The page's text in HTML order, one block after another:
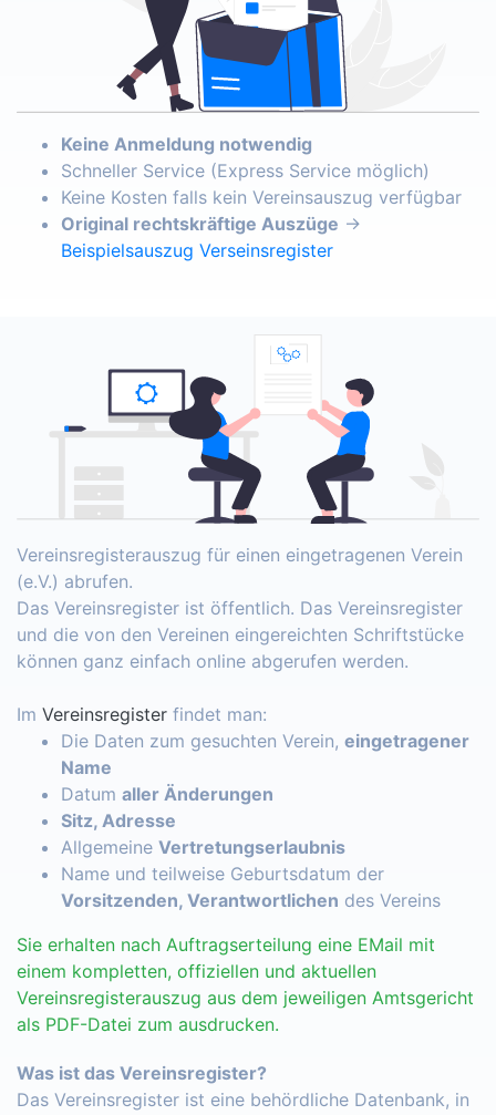
Keine Anmeldung notwendig
Schneller Service (Express Service möglich)
Keine Kosten falls kein Vereinsauszug verfügbar
Original rechtskräftige Auszüge →
Beispielsauszug Verseinsregister
Vereinsregisterauszug für einen eingetragenen Verein
(e.V.) abrufen.
Das Vereinsregister ist öffentlich. Das Vereinsregister
und die von den Vereinen eingereichten Schriftstücke
können ganz einfach online abgerufen werden.
Im Vereinsregister findet man:
Die Daten zum gesuchten Verein, eingetragener
Name
Datum aller Änderungen
Sitz, Adresse
Allgemeine Vertretungserlaubnis
Name und teilweise Geburtsdatum der
Vorsitzenden, Verantwortlichen des Vereins
Sie erhalten nach Auftragserteilung eine EMail mit
einem kompletten, offiziellen und aktuellen
Vereinsregisterauszug aus dem jeweiligen Amtsgericht
als PDF-Datei zum ausdrucken.
Was ist das Vereinsregister?
Das Vereinsregister ist eine behördliche Datenbank, in